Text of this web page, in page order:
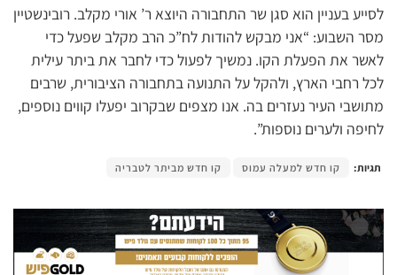
לסייע בעניין הוא סגן שר התחבורה היוצא ר’ אורי מקלב. רובינשטיין
מסר השבוע: “אני מבקש להודות לח”כ הרב מקלב שפעל כדי
לאשר את הפעלת הקו. נמשיך לפעול כדי לחבר את ביתר עילית
לכל רחבי הארץ, ולהקל על התנועה בתחבורה הציבורית, שרבים
מתושבי העיר נעזרים בה. אנו מצפים שבקרוב יפעלו קווים נוספים,
לחיפה ולערים נוספות”.
תגיות: קו חדש למעלה עמוס קו חדש מביתר לטבריה